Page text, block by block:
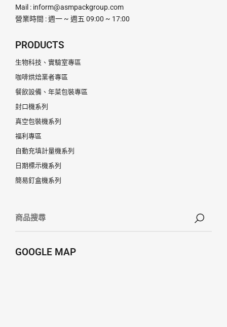
連續式封口機 釘盒機
Mail : inform@asmpackgroup.com
營業時間 : 週一 ~ 週五 09:00 ~ 17:00
PRODUCTS
生物科技、實驗室專區
咖啡烘焙業者專區
餐飲設備、年菜包裝專區
封口機系列
真空包裝機系列
福利專區
自動充填計量機系列
日期標示機系列
簡易釘盒機系列
GOOGLE MAP